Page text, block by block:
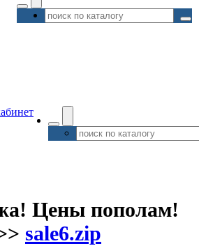
Цены пополам!
sale6.zip